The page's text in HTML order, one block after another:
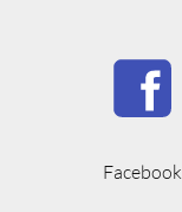
Facebook